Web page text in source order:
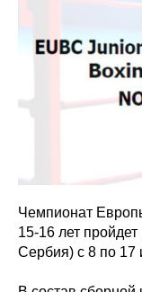
Чемпионат
15-16 лет
Сербия) с 8 по 17